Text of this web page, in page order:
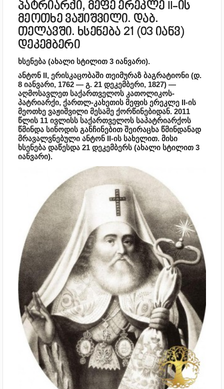
პატრიარქი, მეფე ერეკლე II-ის
მეოთხე ვაჟიშვილი. დაბ.
თელავში. ხსენება 21 (03 იანვ)
დეკემბერი
ხსენება (ახალი სტილით 3 იანვარი).
ანტონ II, ერისკაცობაში თეიმურაზ ბაგრატიონი (დ.
8 იანვარი, 1762 — გ. 21 დეკემბერი, 1827) —
აღმოსავლეთ საქართველოს კათოლიკოს-
პატრიარქი, ქართლ-კახეთის მეფის ერეკლე II-ის
მეოთხე ვაჟიშვილი მესამე ქორწინებიდან. 2011
წლის 11 ივლისს საქართველოს საპატრიარქოს
წმინდა სინოდის განჩინებით შეირაცხა წმინდანად
მრავალვნებული ანტონ II-ის სახელით. მისი
ხსენება დაწესდა 21 დეკემბერს (ახალი სტილით 3
იანვარი).